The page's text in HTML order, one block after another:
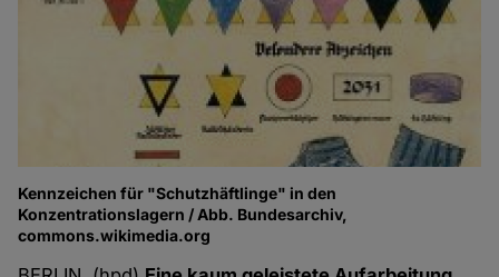
Kennzeichen für "Schutzhäftlinge" in den
Konzentrationslagern / Abb. Bundesarchiv,
commons.wikimedia.org